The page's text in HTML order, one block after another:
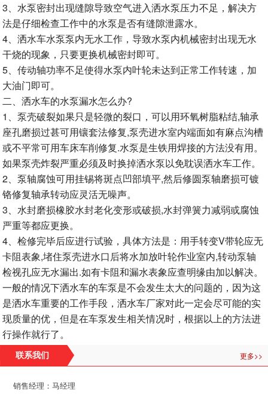
3、水泵密封出现缝隙导致空气进入洒水泵压力不足，解决方
法是仔细检查工作中的水泵是否有缝隙泄露水。
4、洒水车水泵泵内无水工作，导致水泵内机械密封出现无水
干烧的现象，只要更换机械密封即可。
5、传动轴功率不足使得水泵内叶轮未达到正常工作转速，加
大油门即可。
二、洒水车的水泵漏水怎么办?
1、泵壳破裂如果只是轻微的裂口，可以用环氧树脂粘结,轴承
座孔磨损过甚可用镶套法修复,泵壳进水室内端面如有麻点沟槽
或不平常可用车床车削修复.水泵是生铁用焊接的方法没有用。
如果泵壳炸裂严重必须及时换掉洒水泵以免耽误洒水车工作。
2、泵轴腐蚀可用挂锡将斑点凹部填平,然后修圆泵轴磨损可镀
铬修复轴承转动应灵活无噪声。
3、水封磨损橡胶水封老化变形或破损,水封弹簧力减弱或腐蚀
严重等都应更换。
4、检修完毕后应进行试验，具体方法是：用手转变V带轮应无
卡阻表象,堵住泵壳进水口后将水加放叶轮作业室内,转动泵轴
检视孔应无水漏出.如有卡阻和漏水表象应查明缘由加以解决。
一般的情况下洒水车的车泵是不会发生太大的问题的，因为这
是洒水车重要的工作手段，洒水车厂家对此一定会尽可能的实
现质量的优，但是在车泵发生相关情况时，根据以上的方法进
行操作就行了。
联系我们 更多>>
销售经理：马经理